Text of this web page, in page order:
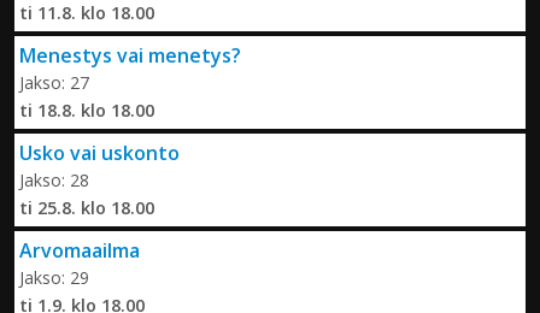
ti 11.8. klo 18.00
Menestys vai menetys?
Jakso: 27
ti 18.8. klo 18.00
Usko vai uskonto
Jakso: 28
ti 25.8. klo 18.00
Arvomaailma
Jakso: 29
ti 1.9. klo 18.00